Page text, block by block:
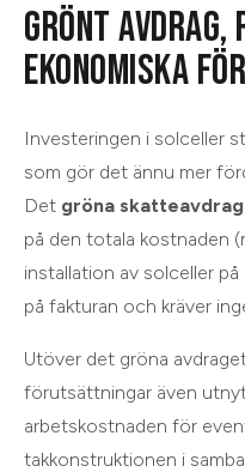
GRÖNT AVDRAG,
EKONOMISKA
Investeringen i solceller
som gör det ännu mer
Det gröna
på den totala kostnaden
installation av solceller
på fakturan och kräver
Utöver det gröna
förutsättningar även
arbetskostnaden för
takkonstruktionen i